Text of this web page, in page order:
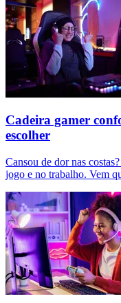
Cadeira gamer
escolher
Cansou de dor nas
jogo e no trabalho. Vem